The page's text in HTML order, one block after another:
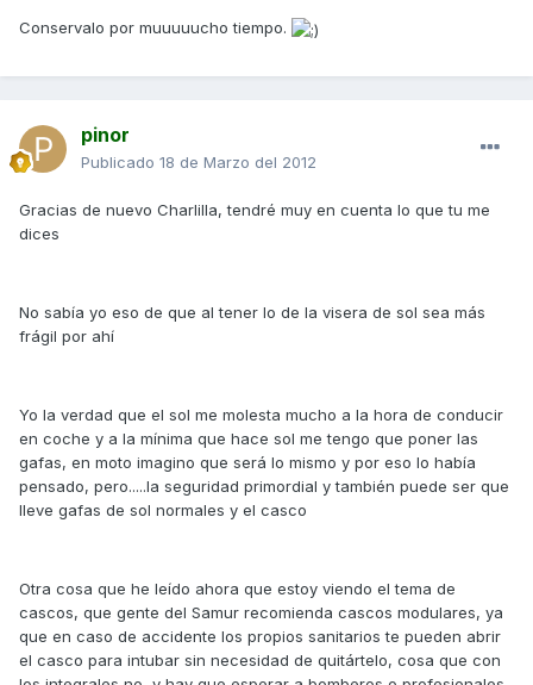
Conservalo por muuuuucho tiempo.
pinor
Publicado 18 de Marzo del 2012
Gracias de nuevo Charlilla, tendré muy en cuenta lo que tu me
dices
No sabía yo eso de que al tener lo de la visera de sol sea más
frágil por ahí
Yo la verdad que el sol me molesta mucho a la hora de conducir
en coche y a la mínima que hace sol me tengo que poner las
gafas, en moto imagino que será lo mismo y por eso lo había
pensado, pero.....la seguridad primordial y también puede ser que
lleve gafas de sol normales y el casco
Otra cosa que he leído ahora que estoy viendo el tema de
cascos, que gente del Samur recomienda cascos modulares, ya
que en caso de accidente los propios sanitarios te pueden abrir
el casco para intubar sin necesidad de quitártelo, cosa que con